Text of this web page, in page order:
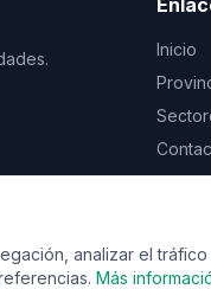
Inicio
de viaje. Todos los
analizar el
Más